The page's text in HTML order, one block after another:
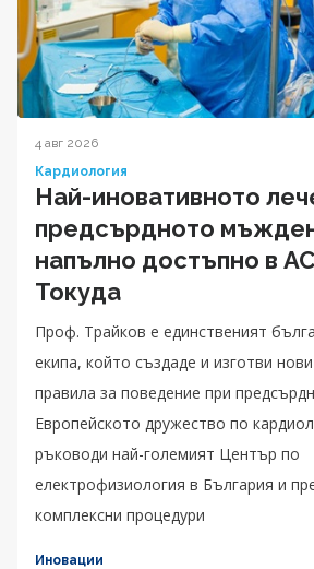
4 авг 2026
Кардиология
Най-иновативното
предсърдното
напълно достъпно в
Токуда
Проф. Трайков е единственият
екипа, който създаде и изготви
правила за поведение при
Европейското дружество по
ръководи най-големият Център по
електрофизиология в България и
комплексни процедури
Иновации